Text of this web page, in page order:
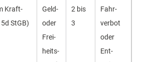
Kraft­
StGB)
Geld-
oder
Frei­
heits­
2 bis
3
Fahr­
verbot
oder
Ent­